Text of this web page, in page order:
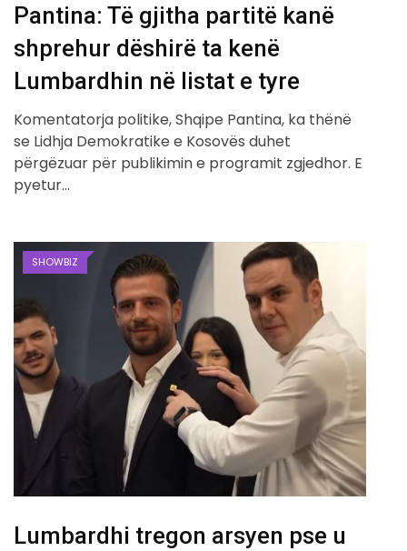
Pantina: Të gjitha partitë kanë
shprehur dëshirë ta kenë
Lumbardhin në listat e tyre
Komentatorja politike, Shqipe Pantina, ka thënë
se Lidhja Demokratike e Kosovës duhet
përgëzuar për publikimin e programit zgjedhor. E
pyetur…
SHOWBIZ
Lumbardhi tregon arsyen pse u